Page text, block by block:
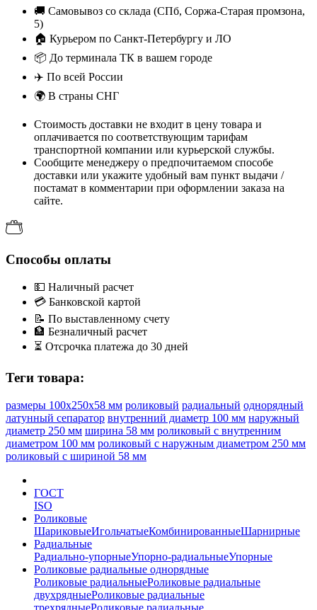
🚚 Самовывоз со склада (СПб, Соржа-Старая промзона,
5)
🏠 Курьером по Санкт-Петербургу и ЛО
📦 До терминала ТК в вашем городе
✈️ По всей России
🌍 В страны СНГ
Стоимость доставки не входит в цену товара и
оплачивается по соответствующим тарифам
транспортной компании или курьерской службы.
Сообщите менеджеру о предпочитаемом способе
доставки или укажите удобный вам пункт выдачи /
постамат в комментарии при оформлении заказа на
сайте.
Способы оплаты
💵 Наличный расчет
💳 Банковской картой
📝 По выставленному счету
🏦 Безналичный расчет
⏳ Отсрочка платежа до 30 дней
Теги товара:
размеры 100x250x58 мм роликовый радиальный однорядный
латунный сепаратор внутренний диаметр 100 мм наружный
диаметр 250 мм ширина 58 мм роликовый с внутренним
диаметром 100 мм роликовый с наружным диаметром 250 мм
роликовый с шириной 58 мм
ГОСТ
ISO
Роликовые
ШариковыеИгольчатыеКомбинированныеШарнирные
Радиальные
Радиально-упорныеУпорно-радиальныеУпорные
Роликовые радиальные однорядные
Роликовые радиальныеРоликовые радиальные
двухрядныеРоликовые радиальные